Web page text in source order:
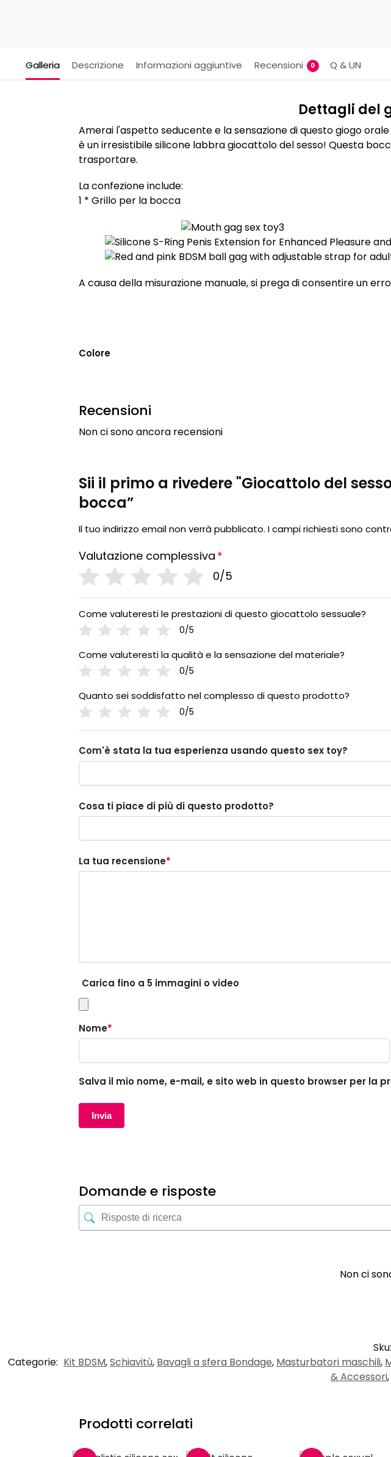
Galleria Descrizione Informazioni aggiuntive Recensioni 0 Q & UN
Dettagli del
Amerai l'aspetto seducente e la sensazione di questo giogo
è un irresistibile silicone labbra giocattolo del sesso! Questa
trasportare.
La confezione include:
1 * Grillo per la bocca
A causa della misurazione manuale, si prega di consentire un
Colore
Recensioni
Non ci sono ancora recensioni
Sii il primo a rivedere "Giocattolo del
bocca”
Il tuo indirizzo email non verrà pubblicato. I campi richiesti sono
Valutazione complessiva *
0/5
Come valuteresti le prestazioni di questo giocattolo sessuale?
0/5
Come valuteresti la qualità e la sensazione del materiale?
0/5
Quanto sei soddisfatto nel complesso di questo prodotto?
0/5
Com'è stata la tua esperienza usando questo sex toy?
Cosa ti piace di più di questo prodotto?
La tua recensione*
Carica fino a 5 immagini o video
Nome*
Salva il mio nome, e-mail, e sito web in questo browser per la
Domande e risposte
Non ci
Sku:
Categorie: Kit BDSM,Schiavitù, Bavagli a sfera Bondage, Masturbatori maschili,
& Accessori,
Prodotti correlati